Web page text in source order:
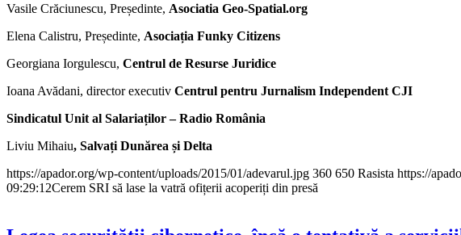
Vasile Crăciunescu, Președinte, Asociatia Geo-Spatial.org
Elena Calistru, Președinte, Asociația Funky Citizens
Georgiana Iorgulescu, Centrul de Resurse Juridice
Ioana Avădani, director executiv Centrul pentru Jurnalism Independent CJI
Sindicatul Unit al Salariaților – Radio România
Liviu Mihaiu, Salvați Dunărea și Delta
https://apador.org/wp-content/uploads/2015/01/adevarul.jpg 360 650 Rasista https://
09:29:12Cerem SRI să lase la vatră ofițerii acoperiți din presă